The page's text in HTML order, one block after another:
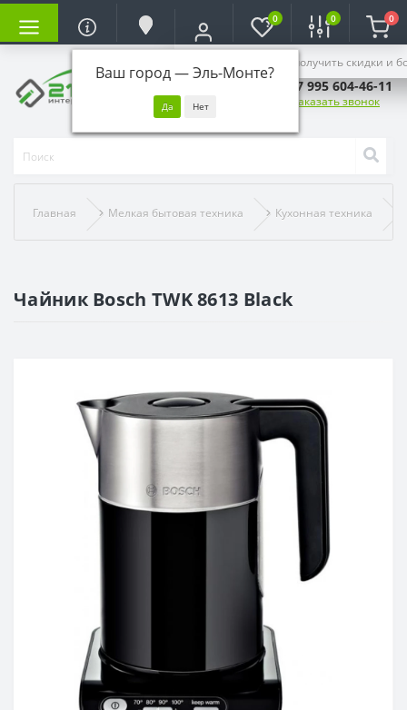
Ваш город —Эль-Монте?
Войдите, чтобы получить скидки и
0 0 0
+7 995 604-46-11
Заказать звонок
Главная Мелкая бытовая техника Кухонная техника
Чайник Bosch TWK 8613 Black